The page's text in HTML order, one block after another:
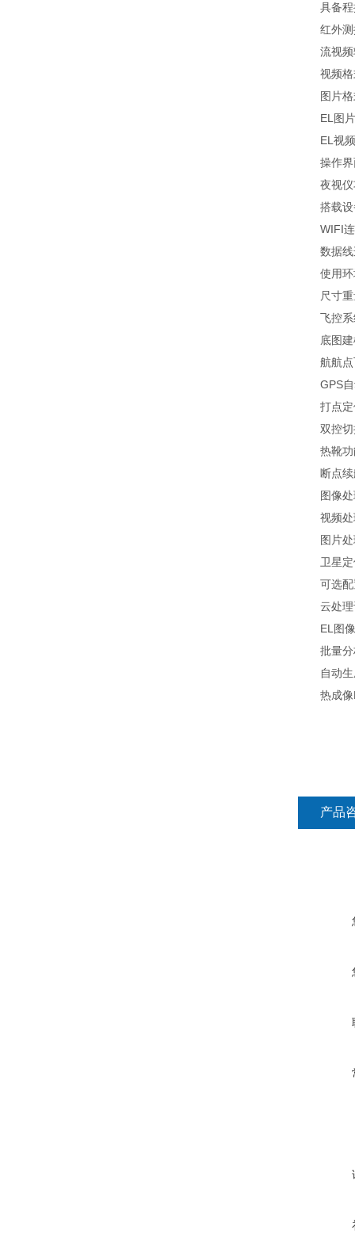
具备程控
红外测控
流视频输
视频格
图片格
EL图片
EL视频
操作界
夜视仪
搭载设
WIFI连
数据线
使用环
尺寸重
飞控系
底图建
航航点飞
GPS自
打点定位
双控切换
热靴功能
断点续航
图像处
视频处理
图片处
卫星定位
可选配
云处理
EL图像
批量分
自动生成
热成像
产品